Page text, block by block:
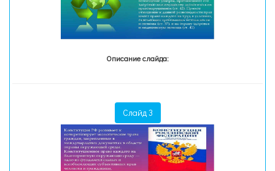
Описание слайда:
Слайд 3